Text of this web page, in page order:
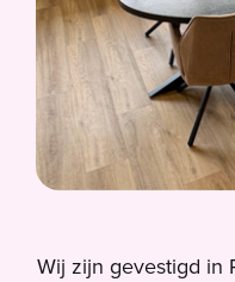
Wij zijn gevestigd in